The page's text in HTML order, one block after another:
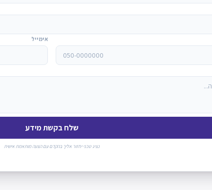
אימייל
שלח בקשת מידע
נציג טכני יחזור אליך בהקדם עם הצעה מותאמת אישית